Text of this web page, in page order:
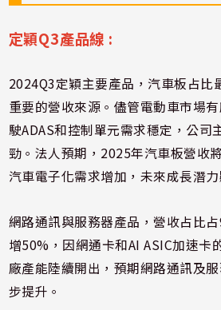
定穎Q3產品線 :
2024Q3定穎主要產品，汽車板占比
重要的營收來源。儘管電動車市場
駛ADAS和控制單元需求穩定，公司
勁。法人預期，2025年汽車板營收
汽車電子化需求增加，未來成長潛力
網路通訊與服務器產品，營收占比
增50%，因網通卡和AI ASIC加速卡
廠產能陸續開出，預期網路通訊及
步提升。